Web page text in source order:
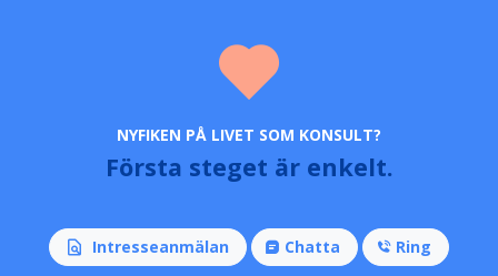
NYFIKEN PÅ LIVET SOM KONSULT?
Första steget är enkelt.
Intresseanmälan Chatta Ring